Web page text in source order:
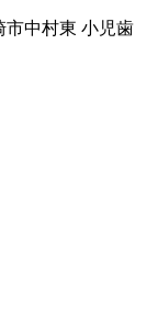
市中村東 小児歯